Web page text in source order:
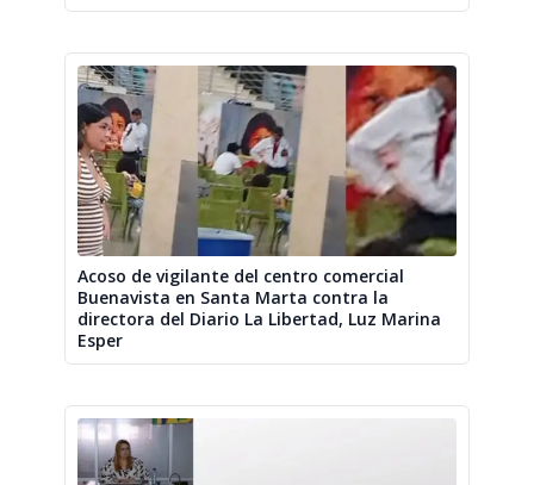
Acoso de vigilante del centro comercial
Buenavista en Santa Marta contra la
directora del Diario La Libertad, Luz Marina
Esper